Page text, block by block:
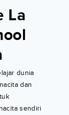
La
dunia
dan
sendiri